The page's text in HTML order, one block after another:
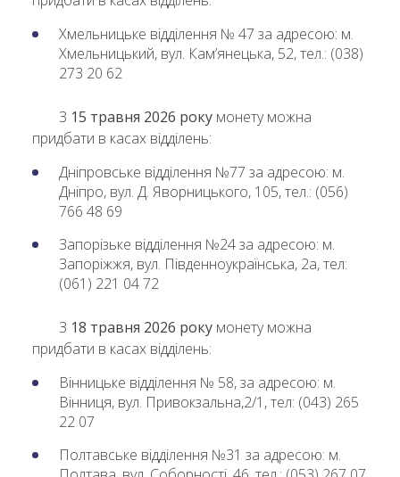
Хмельницьке відділення № 47 за адресою: м.
Хмельницький, вул. Кам’янецька, 52, тел.: (038)
273 20 62
З 15 травня 2026 року монету можна
придбати в касах відділень:
Дніпровське відділення №77 за адресою: м.
Дніпро, вул. Д. Яворницького, 105, тел.: (056)
766 48 69
Запорізьке відділення №24 за адресою: м.
Запоріжжя, вул. Південноукраїнська, 2а, тел:
(061) 221 04 72
З 18 травня 2026 року монету можна
придбати в касах відділень:
Вінницьке відділення № 58, за адресою: м.
Вінниця, вул. Привокзальна,2/1, тел: (043) 265
22 07
Полтавське відділення №31 за адресою: м.